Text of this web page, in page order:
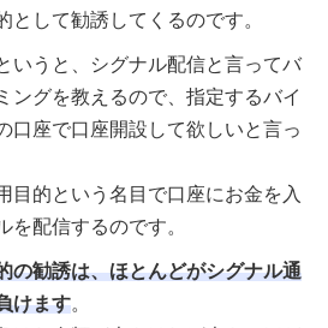
として勧誘してくるのです。
いうと、シグナル配信と言ってバ
ングを教えるので、指定するバイ
口座で口座開設して欲しいと言っ
目的という名目で口座にお金を入
を配信するのです。
の勧誘は、ほとんどがシグナル通
けます。